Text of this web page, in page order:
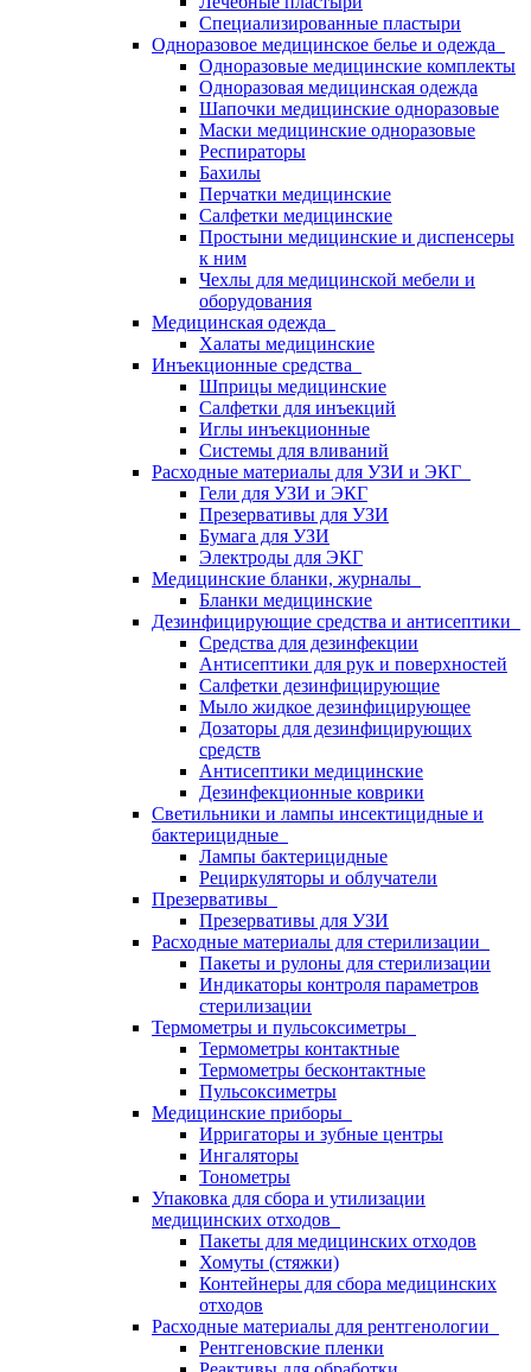
Специализированные пластыри
Одноразовое медицинское белье и одежда
Одноразовые медицинские комплекты
Одноразовая медицинская одежда
Шапочки медицинские одноразовые
Маски медицинские одноразовые
Респираторы
Бахилы
Перчатки медицинские
Салфетки медицинские
Простыни медицинские и диспенсеры
к ним
Чехлы для медицинской мебели и
оборудования
Медицинская одежда
Халаты медицинские
Инъекционные средства
Шприцы медицинские
Салфетки для инъекций
Иглы инъекционные
Системы для вливаний
Расходные материалы для УЗИ и ЭКГ
Гели для УЗИ и ЭКГ
Презервативы для УЗИ
Бумага для УЗИ
Электроды для ЭКГ
Медицинские бланки, журналы
Бланки медицинские
Дезинфицирующие средства и антисептики
Средства для дезинфекции
Антисептики для рук и поверхностей
Салфетки дезинфицирующие
Мыло жидкое дезинфицирующее
Дозаторы для дезинфицирующих
средств
Антисептики медицинские
Дезинфекционные коврики
Светильники и лампы инсектицидные и
бактерицидные
Лампы бактерицидные
Рециркуляторы и облучатели
Презервативы
Презервативы для УЗИ
Расходные материалы для стерилизации
Пакеты и рулоны для стерилизации
Индикаторы контроля параметров
стерилизации
Термометры и пульсоксиметры
Термометры контактные
Термометры бесконтактные
Пульсоксиметры
Медицинские приборы
Ирригаторы и зубные центры
Ингаляторы
Тонометры
Упаковка для сбора и утилизации
медицинских отходов
Пакеты для медицинских отходов
Хомуты (стяжки)
Контейнеры для сбора медицинских
отходов
Расходные материалы для рентгенологии
Рентгеновские пленки